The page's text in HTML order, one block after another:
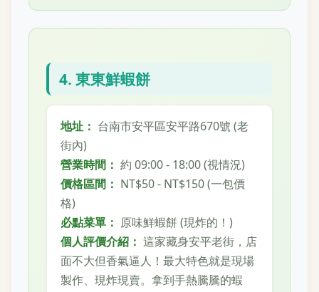
4. 東東鮮蝦餅
地址： 台南市安平區安平路670號 (老
街內)
營業時間： 約 09:00 - 18:00 (視情況)
價格區間： NT$50 - NT$150 (一包價
格)
必點菜單： 原味鮮蝦餅 (現炸的！)
個人評價介紹： 這家藏身安平老街，店
面不大但香氣逼人！最大特色就是現場
製作、現炸現賣。拿到手熱騰騰的蝦